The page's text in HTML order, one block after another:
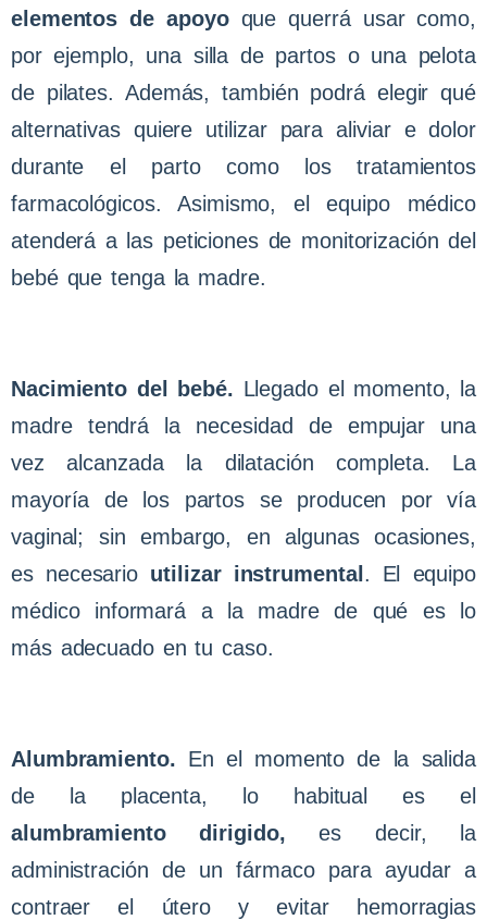
elementos de apoyoque querrá usar como,
por ejemplo, una silla de partos o una pelota
de pilates. Además, también podrá elegir qué
alternativas quiere utilizar para aliviar e dolor
durante el parto como los tratamientos
farmacológicos. Asimismo, el equipo médico
atenderá a las peticiones de monitorización del
bebé que tenga la madre.
Nacimiento del bebé. Llegado el momento, la
madre tendrá la necesidad de empujar una
vez alcanzada la dilatación completa. La
mayoría de los partos se producen por vía
vaginal; sin embargo, en algunas ocasiones,
es necesario utilizar instrumental . El equipo
médico informará a la madre de qué es lo
más adecuado en tu caso.
Alumbramiento. En el momento de la salida
de la placenta, lo habitual es el
alumbramiento dirigido, es decir, la
administración de un fármaco para ayudar a
contraer el útero y evitar hemorragias